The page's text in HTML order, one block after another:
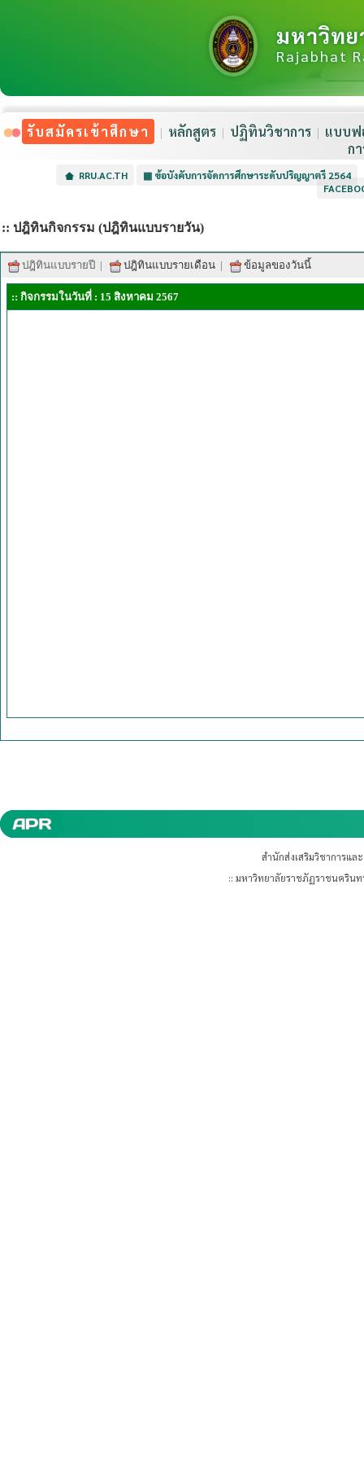
มหาวิท
Rajabhat
รับสมัครเข้าศึกษา หลักสูตร ปฏิทินวิชาการ
แบบฟ
ก
RRU.AC.TH ▦ ข้อบังคับการจัดการศึกษาระดับปริญญาตรี 2564
:: ปฎิทินกิจกรรม (ปฎิทินแบบรายวัน)
ปฎิทินแบบรายปี | ปฎิทินแบบรายเดือน | ข้อมูลของวันนี้
:: กิจกรรมในวันที่ : 15 สิงหาคม 2567
สำนักส่งเสริมวิชาการแ
:: มหาวิทยาลัยราชภัฏราชนคริน